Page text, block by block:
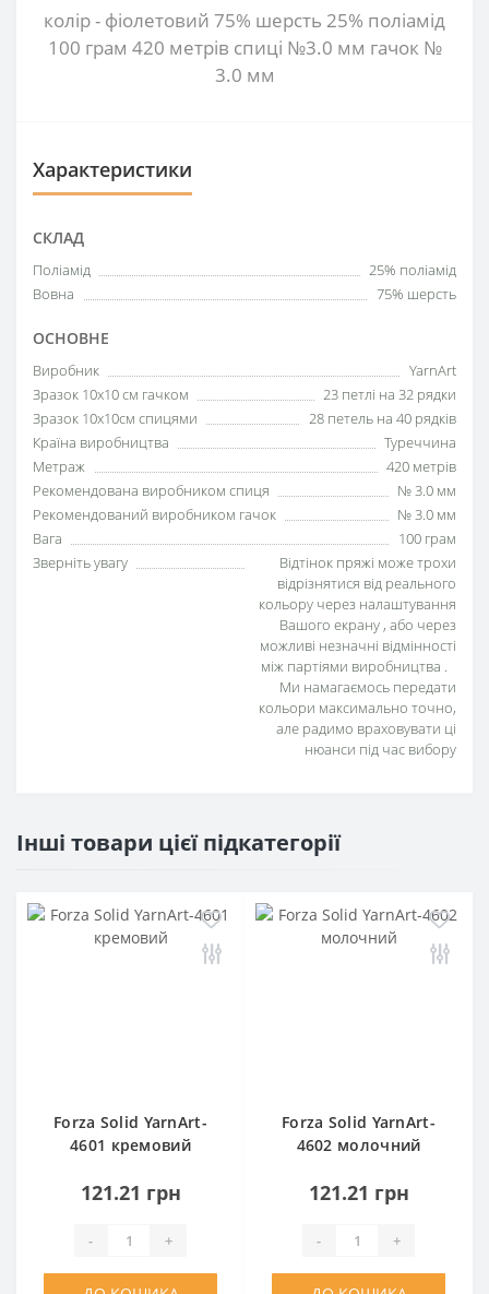
колір - фіолетовий 75% шерсть 25% поліамід
100 грам 420 метрів спиці №3.0 мм гачок №
3.0 мм
Характеристики
СКЛАД
Поліамід
25% поліамід
Вовна
75% шерсть
ОСНОВНЕ
Виробник
YarnArt
Зразок 10х10 см гачком
23 петлі на 32 рядки
Зразок 10х10см спицями
28 петель на 40 рядків
Країна виробництва
Туреччина
Метраж
420 метрів
Рекомендована виробником спиця
№ 3.0 мм
Рекомендований виробником гачок
№ 3.0 мм
Вага
100 грам
Зверніть увагу
Відтінок пряжі може трохи
відрізнятися від реального
кольору через налаштування
Вашого екрану , або через
можливі незначні відмінності
між партіями виробництва .
Ми намагаємось передати
кольори максимально точно,
але радимо враховувати ці
нюанси під час вибору
Інші товари цієї підкатегорії
Forza Solid YarnArt-
4601 кремовий
121.21 грн
- +
Forza Solid YarnArt-
4602 молочний
121.21 грн
- +